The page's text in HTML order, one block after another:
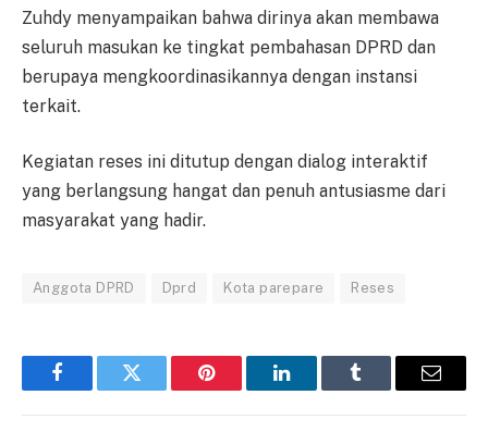
Zuhdy menyampaikan bahwa dirinya akan membawa
seluruh masukan ke tingkat pembahasan DPRD dan
berupaya mengkoordinasikannya dengan instansi
terkait.
Kegiatan reses ini ditutup dengan dialog interaktif
yang berlangsung hangat dan penuh antusiasme dari
masyarakat yang hadir.
Anggota DPRD Dprd Kota parepare Reses
FacebookTwitter Pinterest LinkedInTumblr Email